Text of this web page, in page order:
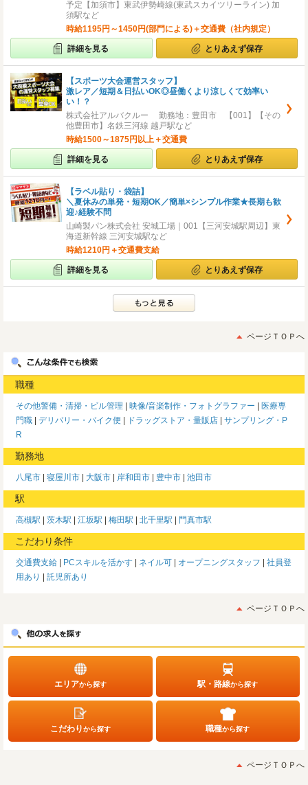
予定【加須市】東武伊勢崎線(東武スカイツリーライン) 加
須駅など
時給1195円～1450円(部門による)＋交通費（社内規定）
詳細を見る とりあえず保存
【スポーツ大会運営スタッフ】
激レア／短期＆日払いOK◎昼働くより涼しくて効率い
い！？
株式会社アルバクルー 勤務地：豊田市 【001】【その
他豊田市】名鉄三河線 越戸駅など
時給1500～1875円以上＋交通費
詳細を見る とりあえず保存
【ラベル貼り・袋詰】
＼夏休みの単発・短期OK／簡単×シンプル作業★長期も歓
迎♪経験不問
山崎製パン株式会社 安城工場｜001【三河安城駅周辺】東
海道新幹線 三河安城駅など
時給1210円＋交通費支給
詳細を見る とりあえず保存
ページＴＯＰへ
職種
その他警備・清掃・ビル管理 映像/音楽制作・フォトグラファー
医療専
門職
デリバリー・バイク便 ドラッグストア・量販店
サンプリング・P
R
勤務地
八尾市 寝屋川市 大阪市 岸和田市 豊中市 池田市
駅
高槻駅 茨木駅 江坂駅 梅田駅 北千里駅 門真市駅
こだわり条件
交通費支給 PCスキルを活かす ネイル可 オープニングスタッフ
社員登
用あり
託児所あり
ページＴＯＰへ
エリアから探す 駅・路線から探す
こだわりから探す 職種から探す
ページＴＯＰへ